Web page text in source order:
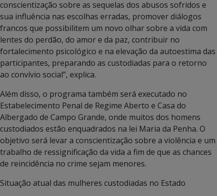
conscientização sobre as sequelas dos abusos sofridos e
sua influência nas escolhas erradas, promover diálogos
francos que possibilitem um novo olhar sobre a vida com
lentes do perdão, do amor e da paz, contribuir no
fortalecimento psicológico e na elevação da autoestima das
participantes, preparando as custodiadas para o retorno
ao convívio social”, explica.
Além disso, o programa também será executado no
Estabelecimento Penal de Regime Aberto e Casa do
Albergado de Campo Grande, onde muitos dos homens
custodiados estão enquadrados na lei Maria da Penha. O
objetivo será levar a conscientização sobre a violência e um
trabalho de ressignificação da vida a fim de que as chances
de reincidência no crime sejam menores.
Situação atual das mulheres custodiadas no Estado